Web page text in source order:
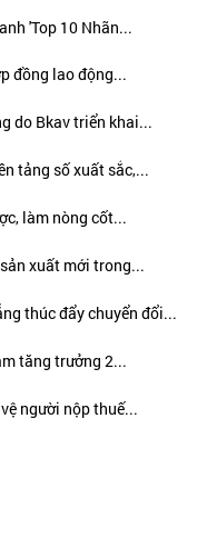
'Top 10 Nhãn...
đồng lao động...
do Bkav triển khai...
tảng số xuất sắc,...
làm nòng cốt...
xuất mới trong...
thúc đẩy chuyển đổi...
tăng trưởng 2...
người nộp thuế...